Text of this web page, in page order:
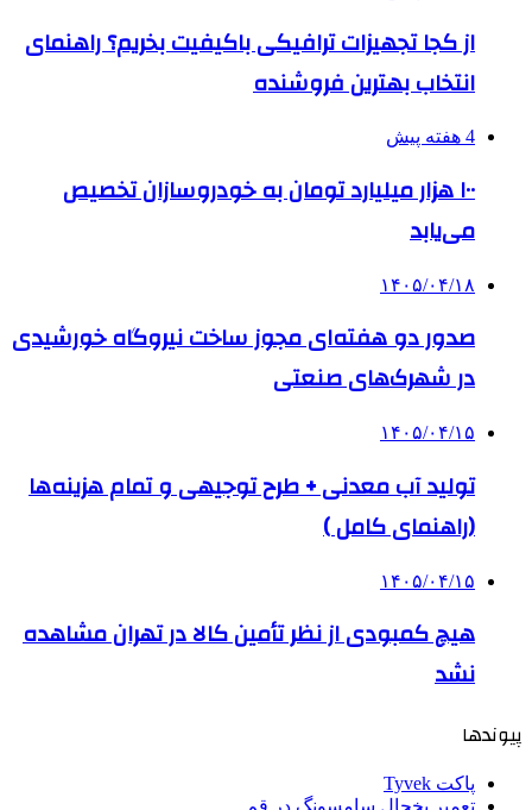
از کجا تجهیزات ترافیکی باکیفیت بخریم؟ راهنمای
انتخاب بهترین فروشنده
4 هفته پیش
۱۰۰ هزار میلیارد تومان به خودروسازان تخصیص
می‌یابد
۱۴۰۵/۰۴/۱۸
صدور دو هفته‌ای مجوز ساخت نیروگاه خورشیدی
در شهرک‌های صنعتی
۱۴۰۵/۰۴/۱۵
تولید آب معدنی + طرح توجیهی و تمام هزینه‌ها
(راهنمای کامل )
۱۴۰۵/۰۴/۱۵
هیچ کمبودی از نظر تأمین کالا در تهران مشاهده
نشد
پیوندها
پاکت Tyvek
تعمیر یخچال سامسونگ در قم